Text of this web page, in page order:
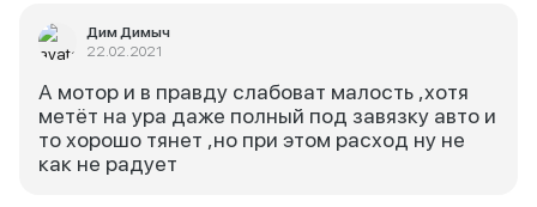
Дим Димыч
22.02.2021
А мотор и в правду слабоват малость ,хотя
метёт на ура даже полный под завязку авто и
то хорошо тянет ,но при этом расход ну не
как не радует